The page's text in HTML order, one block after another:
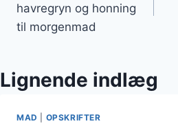
havregryn og honning
til morgenmad
Lignende indlæg
MAD OPSKRIFTER